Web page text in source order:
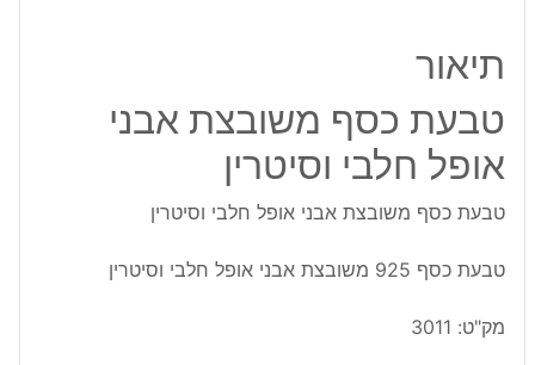
תיאור
טבעת כסף משובצת אבני
אופל חלבי וסיטרין
טבעת כסף משובצת אבני אופל חלבי וסיטרין
טבעת כסף 925 משובצת אבני אופל חלבי וסיטרין
מק"ט: 3011